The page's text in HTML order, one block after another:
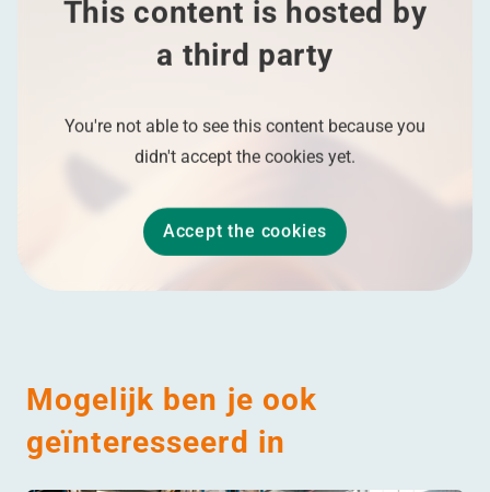
This content is hosted by
a third party
You're not able to see this content because you
didn't accept the cookies yet.
Accept the cookies
Mogelijk ben je ook
geïnteresseerd in